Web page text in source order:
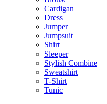
Cardigan
Dress
Jumper
Jumpsuit
Shirt
Sleeper
Stylish Combine
Sweatshirt
T-Shirt
Tunic